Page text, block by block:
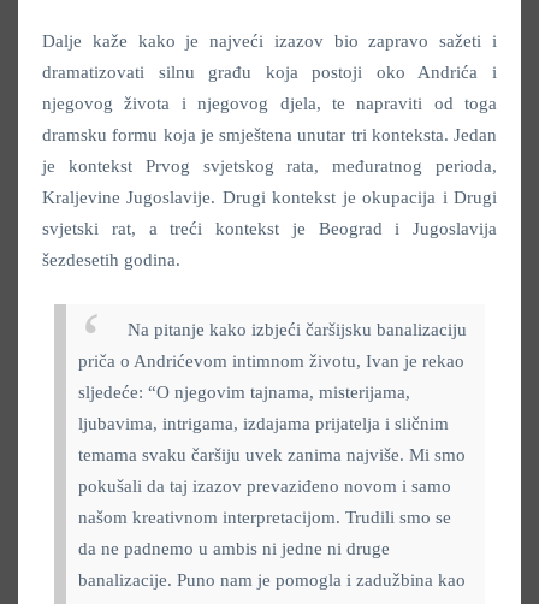
Dalje kaže kako je najveći izazov bio zapravo sažeti i
dramatizovati silnu građu koja postoji oko Andrića i
njegovog života i njegovog djela, te napraviti od toga
dramsku formu koja je smještena unutar tri konteksta. Jedan
je kontekst Prvog svjetskog rata, međuratnog perioda,
Kraljevine Jugoslavije. Drugi kontekst je okupacija i Drugi
svjetski rat, a treći kontekst je Beograd i Jugoslavija
šezdesetih godina.
Na pitanje kako izbjeći čaršijsku banalizaciju
priča o Andrićevom intimnom životu, Ivan je rekao
sljedeće: “O njegovim tajnama, misterijama,
ljubavima, intrigama, izdajama prijatelja i sličnim
temama svaku čaršiju uvek zanima najviše. Mi smo
pokušali da taj izazov prevaziđeno novom i samo
našom kreativnom interpretacijom. Trudili smo se
da ne padnemo u ambis ni jedne ni druge
banalizacije. Puno nam je pomogla i zadužbina kao